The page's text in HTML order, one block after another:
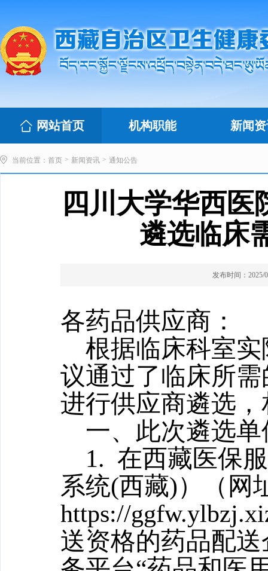
网站首页 机构职能 新闻
当前位置： 首页 > 新闻资讯 > 通知公告
四川大学华西
遴选临床
发布时间：2025/
各药品供应商：
根据临床科室
议通过了临床所
进行供应商遴选
一、此次遴选
1. 在西藏医保
系统(西藏)）（网
https://
送资格的药品配